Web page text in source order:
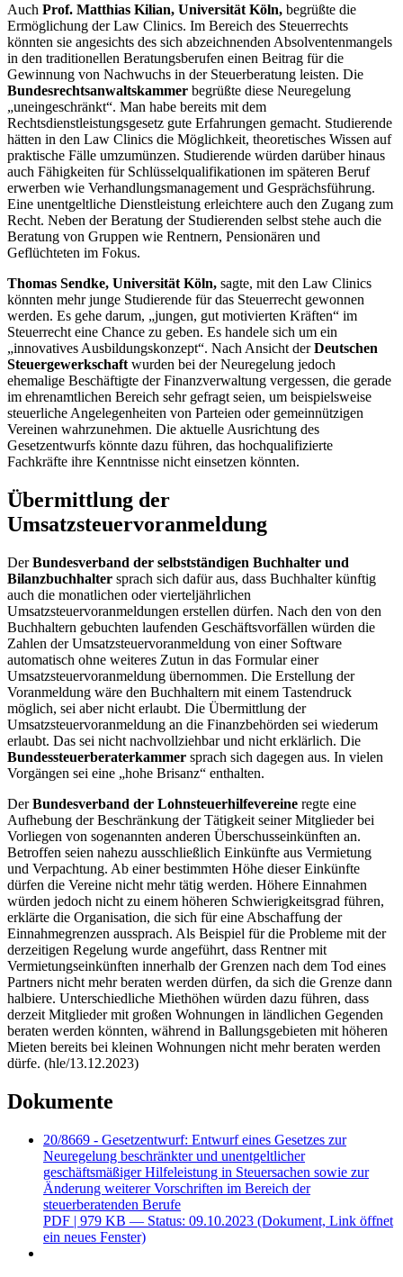
Auch Prof. Matthias Kilian, Universität Köln, begrüßte die
Ermöglichung derLaw Clinics. Im Bereich des Steuerrechts
könnten sie angesichts des sich abzeichnenden Absolventenmangels
in den traditionellen Beratungsberufen einen Beitrag für die
Gewinnung von Nachwuchs in der Steuerberatung leisten. Die
Bundesrechtsanwaltskammer begrüßte diese Neuregelung
„uneingeschränkt“. Man habe bereits mit dem
Rechtsdienstleistungsgesetz gute Erfahrungen gemacht. Studierende
hätten in den Law Clinics die Möglichkeit, theoretisches Wissen auf
praktische Fälle umzumünzen. Studierende würden darüber hinaus
auch Fähigkeiten für Schlüsselqualifikationen im späteren Beruf
erwerben wie Verhandlungsmanagement und Gesprächsführung.
Eine unentgeltliche Dienstleistung erleichtere auch den Zugang zum
Recht. Neben der Beratung der Studierenden selbst stehe auch die
Beratung von Gruppen wie Rentnern, Pensionären und
Geflüchteten im Fokus.
Thomas Sendke, Universität Köln, sagte, mit den Law Clinics
könnten mehr junge Studierende für das Steuerrecht gewonnen
werden. Es gehe darum, „jungen, gut motivierten Kräften“ im
Steuerrecht eine Chance zu geben. Es handele sich um ein
„innovatives Ausbildungskonzept“. Nach Ansicht derDeutschen
Steuergewerkschaft wurden bei der Neuregelung jedoch
ehemalige Beschäftigte der Finanzverwaltung vergessen, die gerade
im ehrenamtlichen Bereich sehr gefragt seien, um beispielsweise
steuerliche Angelegenheiten von Parteien oder gemeinnützigen
Vereinen wahrzunehmen. Die aktuelle Ausrichtung des
Gesetzentwurfs könnte dazu führen, das hochqualifizierte
Fachkräfte ihre Kenntnisse nicht einsetzen könnten.
Übermittlung der
Umsatzsteuervoranmeldung
DerBundesverband der selbstständigen Buchhalter und
Bilanzbuchhalter sprach sich dafür aus, dass Buchhalter künftig
auch die monatlichen oder vierteljährlichen
Umsatzsteuervoranmeldungen erstellen dürfen. Nach den von den
Buchhaltern gebuchten laufenden Geschäftsvorfällen würden die
Zahlen der Umsatzsteuervoranmeldung von einer Software
automatisch ohne weiteres Zutun in das Formular einer
Umsatzsteuervoranmeldung übernommen. Die Erstellung der
Voranmeldung wäre den Buchhaltern mit einem Tastendruck
möglich, sei aber nicht erlaubt. Die Übermittlung der
Umsatzsteuervoranmeldung an die Finanzbehörden sei wiederum
erlaubt. Das sei nicht nachvollziehbar und nicht erklärlich. Die
Bundessteuerberaterkammer sprach sich dagegen aus. In vielen
Vorgängen sei eine „hohe Brisanz“ enthalten.
DerBundesverband der Lohnsteuerhilfevereine regte eine
Aufhebung der Beschränkung der Tätigkeit seiner Mitglieder bei
Vorliegen von sogenannten anderen Überschusseinkünften an.
Betroffen seien nahezu ausschließlich Einkünfte aus Vermietung
und Verpachtung. Ab einer bestimmten Höhe dieser Einkünfte
dürfen die Vereine nicht mehr tätig werden. Höhere Einnahmen
würden jedoch nicht zu einem höheren Schwierigkeitsgrad führen,
erklärte die Organisation, die sich für eine Abschaffung der
Einnahmegrenzen aussprach. Als Beispiel für die Probleme mit der
derzeitigen Regelung wurde angeführt, dass Rentner mit
Vermietungseinkünften innerhalb der Grenzen nach dem Tod eines
Partners nicht mehr beraten werden dürfen, da sich die Grenze dann
halbiere. Unterschiedliche Miethöhen würden dazu führen, dass
derzeit Mitglieder mit großen Wohnungen in ländlichen Gegenden
beraten werden könnten, während in Ballungsgebieten mit höheren
Mieten bereits bei kleinen Wohnungen nicht mehr beraten werden
dürfe. (hle/13.12.2023)
Dokumente
20/8669 - Gesetzentwurf: Entwurf eines Gesetzes zur
Neuregelung beschränkter und unentgeltlicher
geschäftsmäßiger Hilfeleistung in Steuersachen sowie zur
Änderung weiterer Vorschriften im Bereich der
steuerberatenden Berufe
PDF | 979 KB — Status: 09.10.2023 (Dokument, Link öffnet
ein neues Fenster)